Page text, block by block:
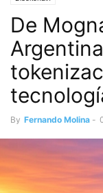
De
By Fernando Molina -